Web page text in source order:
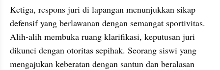
Ketiga, respons juri di lapangan menunjukkan sikap
defensif yang berlawanan dengan semangat sportivitas.
Alih-alih membuka ruang klarifikasi, keputusan juri
dikunci dengan otoritas sepihak. Seorang siswi yang
mengajukan keberatan dengan santun dan beralasan